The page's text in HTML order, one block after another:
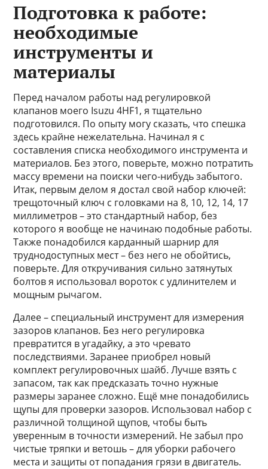
Подготовка к работе:
необходимые
инструменты и
материалы
Перед началом работы над регулировкой
клапанов моего Isuzu 4HF1, я тщательно
подготовился. По опыту могу сказать, что спешка
здесь крайне нежелательна. Начинал я с
составления списка необходимого инструмента и
материалов. Без этого, поверьте, можно потратить
массу времени на поиски чего-нибудь забытого.
Итак, первым делом я достал свой набор ключей:
трещоточный ключ с головками на 8, 10, 12, 14, 17
миллиметров – это стандартный набор, без
которого я вообще не начинаю подобные работы.
Также понадобился карданный шарнир для
труднодоступных мест – без него не обойтись,
поверьте. Для откручивания сильно затянутых
болтов я использовал вороток с удлинителем и
мощным рычагом.
Далее – специальный инструмент для измерения
зазоров клапанов. Без него регулировка
превратится в угадайку, а это чревато
последствиями. Заранее приобрел новый
комплект регулировочных шайб. Лучше взять с
запасом, так как предсказать точно нужные
размеры заранее сложно. Ещё мне понадобились
щупы для проверки зазоров. Использовал набор с
различной толщиной щупов, чтобы быть
уверенным в точности измерений. Не забыл про
чистые тряпки и ветошь – для уборки рабочего
места и защиты от попадания грязи в двигатель.